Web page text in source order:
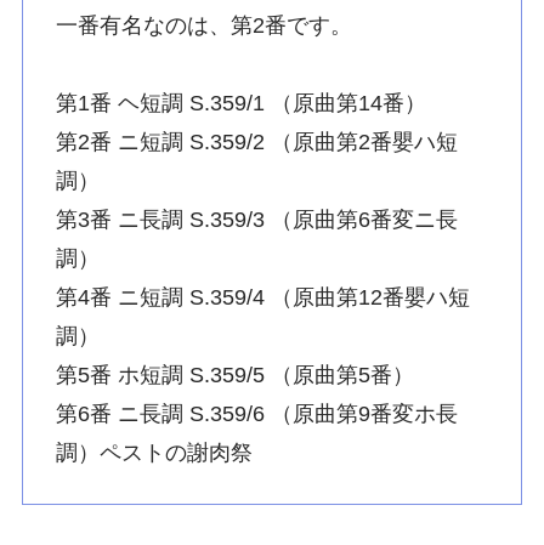
一番有名なのは、第2番です。
第1番 ヘ短調 S.359/1 （原曲第14番）
第2番 ニ短調 S.359/2 （原曲第2番嬰ハ短
調）
第3番 ニ長調 S.359/3 （原曲第6番変ニ長
調）
第4番 ニ短調 S.359/4 （原曲第12番嬰ハ短
調）
第5番 ホ短調 S.359/5 （原曲第5番）
第6番 ニ長調 S.359/6 （原曲第9番変ホ長
調）ペストの謝肉祭